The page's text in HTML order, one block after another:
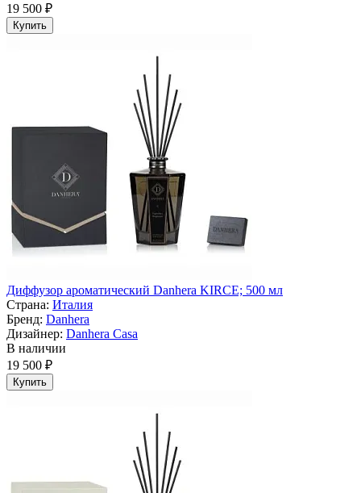
19 500 ₽
Купить
Диффузор ароматический Danhera KIRCE; 500 мл
Страна: Италия
Бренд: Danhera
Дизайнер: Danhera Casa
В наличии
19 500 ₽
Купить